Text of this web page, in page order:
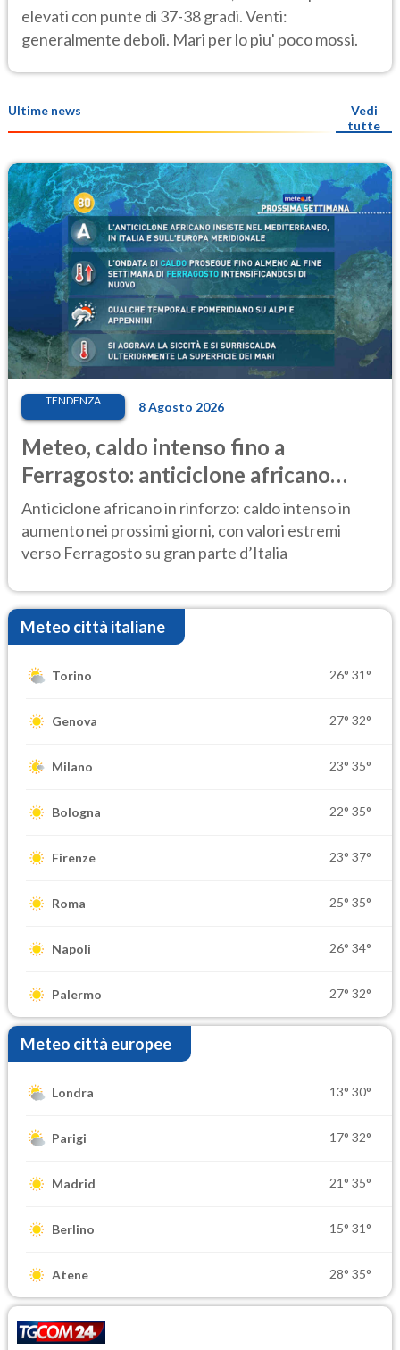
elevati con punte di 37-38 gradi. Venti:
generalmente deboli. Mari per lo piu' poco mossi.
Ultime news
Vedi
tutte
TENDENZA 8 Agosto 2026
Meteo, caldo intenso fino a
Ferragosto: anticiclone africano
ancora protagonista
Anticiclone africano in rinforzo: caldo intenso in
aumento nei prossimi giorni, con valori estremi
verso Ferragosto su gran parte d’Italia
Meteo città italiane
Torino 26° 31°
Genova 27° 32°
Milano 23° 35°
Bologna 22° 35°
Firenze 23° 37°
Roma 25° 35°
Napoli 26° 34°
Palermo 27° 32°
Meteo città europee
Londra 13° 30°
Parigi 17° 32°
Madrid 21° 35°
Berlino 15° 31°
Atene 28° 35°